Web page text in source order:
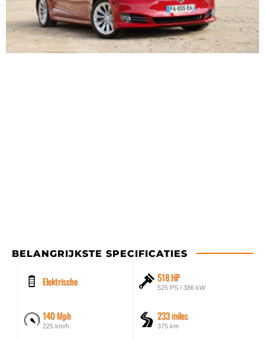
BELANGRIJKSTE SPECIFICATIES
Elektrische 518 HP
525 PS / 386 kW
140 Mph
225 km/h
233 miles
375 km